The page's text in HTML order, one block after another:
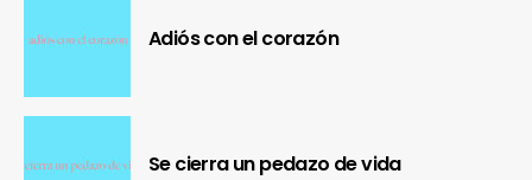
Adiós con el corazón
Se cierra un pedazo de vida